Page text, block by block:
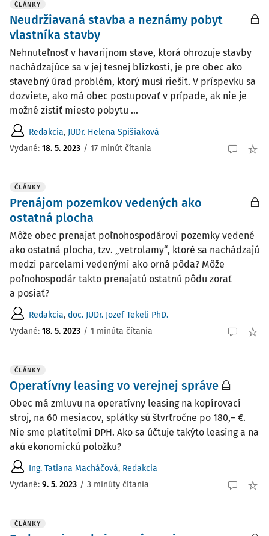
ČLÁNKY
Neudržiavaná stavba a neznámy pobyt
vlastníka stavby
Nehnuteľnosť v havarijnom stave, ktorá ohrozuje stavby
nachádzajúce sa v jej tesnej blízkosti, je pre obec ako
stavebný úrad problém, ktorý musí riešiť. V príspevku sa
dozviete, ako má obec postupovať v prípade, ak nie je
možné zistiť miesto pobytu ...
Redakcia, JUDr. Helena Spišiaková
Vydané: 18. 5. 2023 / 17 minút čítania
ČLÁNKY
Prenájom pozemkov vedených ako
ostatná plocha
Môže obec prenajať poľnohospodárovi pozemky vedené
ako ostatná plocha, tzv. „vetrolamy“, ktoré sa nachádzajú
medzi parcelami vedenými ako orná pôda? Môže
poľnohospodár takto prenajatú ostatnú pôdu zorať
a posiať?
Redakcia, doc. JUDr. Jozef Tekeli PhD.
Vydané: 18. 5. 2023 / 1 minúta čítania
ČLÁNKY
Operatívny leasing vo verejnej správe
Obec má zmluvu na operatívny leasing na kopírovací
stroj, na 60 mesiacov, splátky sú štvrťročne po 180,– €.
Nie sme platiteľmi DPH. Ako sa účtuje takýto leas­ing a na
akú ekonomickú položku?
Ing. Tatiana Macháčová, Redakcia
Vydané: 9. 5. 2023 / 3 minúty čítania
ČLÁNKY